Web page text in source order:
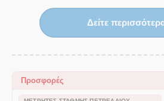
Δείτε
Προσφορές